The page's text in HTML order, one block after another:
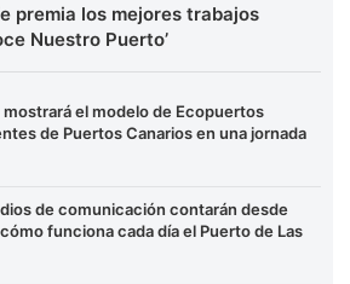
premia los mejores trabajos
Nuestro Puerto’
el modelo de Ecopuertos
de Puertos Canarios en una jornada
de comunicación contarán desde
funciona cada día el Puerto de Las